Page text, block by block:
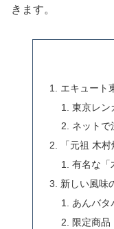
きます。
エキュート
東京レン
ネットで
「元祖 木
有名な「
新しい風味
あんバタ
限定商品